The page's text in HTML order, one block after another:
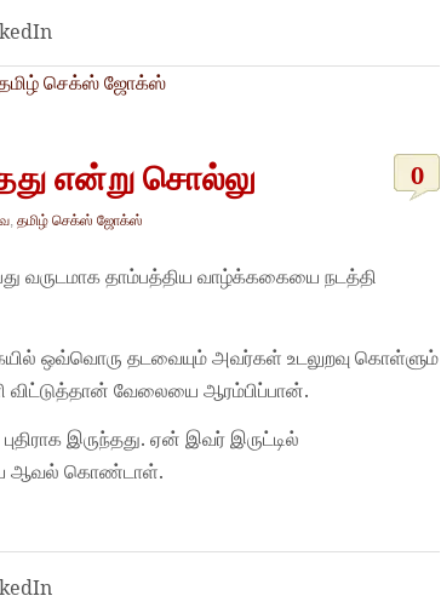
செக்ஸ் ஜோக்ஸ்
என்று சொல்லு 0
,தமிழ் செக்ஸ் ஜோக்ஸ்
வருடமாக தாம்பத்திய வாழ்க்ககையை நடத்தி
ஒவ்வொரு தடவையும் அவர்கள் உடலுறவு கொள்ளும்
வேலையை ஆரம்பிப்பான்.
இருந்தது. ஏன் இவர் இருட்டில்
ஆவல் கொண்டாள்.